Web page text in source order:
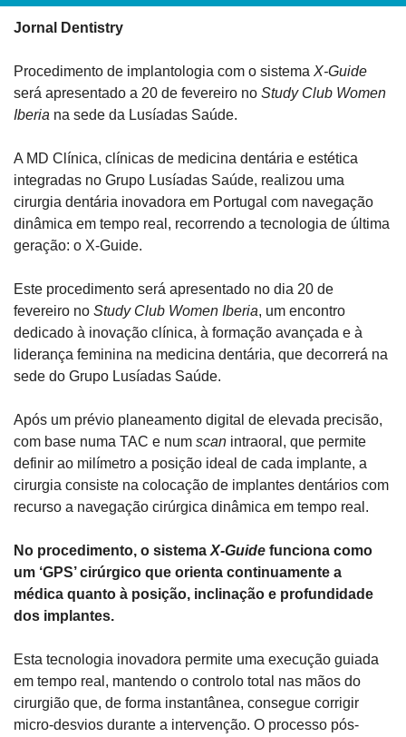
Jornal Dentistry
Procedimento de implantologia com o sistema X-Guide
será apresentado a 20 de fevereiro no Study Club Women
Iberia na sede da Lusíadas Saúde.
A MD Clínica, clínicas de medicina dentária e estética
integradas no Grupo Lusíadas Saúde, realizou uma
cirurgia dentária inovadora em Portugal com navegação
dinâmica em tempo real, recorrendo a tecnologia de última
geração: o X-Guide.
Este procedimento será apresentado no dia 20 de
fevereiro no Study Club Women Iberia, um encontro
dedicado à inovação clínica, à formação avançada e à
liderança feminina na medicina dentária, que decorrerá na
sede do Grupo Lusíadas Saúde.
Após um prévio planeamento digital de elevada precisão,
com base numa TAC e num scan intraoral, que permite
definir ao milímetro a posição ideal de cada implante, a
cirurgia consiste na colocação de implantes dentários com
recurso a navegação cirúrgica dinâmica em tempo real.
No procedimento, o sistema X-Guide funciona como
um ‘GPS’ cirúrgico que orienta continuamente a
médica quanto à posição, inclinação e profundidade
dos implantes.
Esta tecnologia inovadora permite uma execução guiada
em tempo real, mantendo o controlo total nas mãos do
cirurgião que, de forma instantânea, consegue corrigir
micro-desvios durante a intervenção. O processo pós-